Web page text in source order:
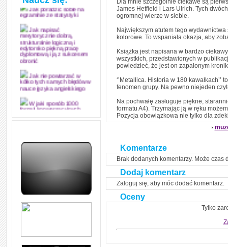
Jak poradzić sobie na
egzaminie ze statystyki
Jak napisać
merytorycznie dobrą,
strukturalnie logiczną i
edytorsko piękną pracę
dyplomową i ją z sukcesem
obronić
Jak nie powtarzać w
kółko tych samych błędów w
nauce języka angielskiego
W jaki sposób 1000
formuł konwersacyjnych
pozwoli Ci opanować język
Angielskie przyimki
zapamiętasz
zrozumiale wytłumaczył, na
czym polega mowa zależna
(reported speech) w języku
angielskim
dłużej!
Dla mnie szczególnie ciekawe są
James Hetfield i Lars Ulrich. Tych
ogromnej wierze w siebie.
Największym atutem tego
kolorowe. To wspaniała okazja, aby
Książka jest napisana w bardzo
wszystkich, przedstawionych w
powiedzieć, że jest on zapalonym
‘’Metallica. Historia w 180
fenomen grupy. Na pewno niejeden
Na pochwałę zasługuje piękne,
formatu A4). Trzymając ją w ręku
Pozycja obowiązkowa nie tylko dla
Komentarze
Brak dodanych komentarzy. Może czas
Dodaj komentarz
Zaloguj się, aby móc dodać komentarz.
Oceny
Tylko